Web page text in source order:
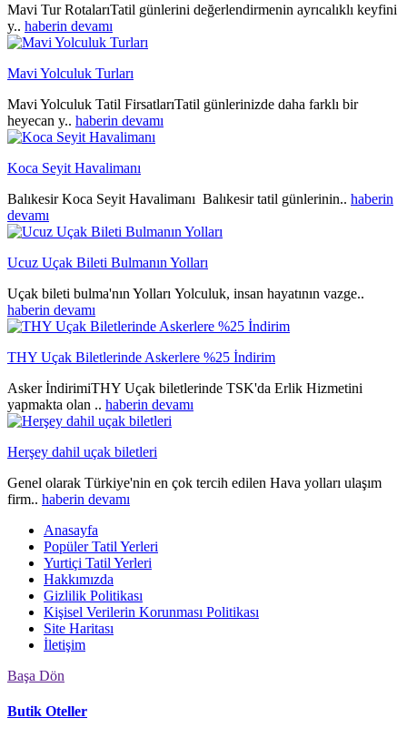
Mavi Tur RotalarıTatil günlerini değerlendirmenin ayrıcalıklı keyfini
y.. haberin devamı
Mavi Yolculuk Turları
Mavi Yolculuk Tatil FirsatlarıTatil günlerinizde daha farklı bir
heyecan y.. haberin devamı
Koca Seyit Havalimanı
Balıkesir Koca Seyit Havalimanı Balıkesir tatil günlerinin.. haberin
devamı
Ucuz Uçak Bileti Bulmanın Yolları
Uçak bileti bulma'nın Yolları Yolculuk, insan hayatının vazge..
haberin devamı
THY Uçak Biletlerinde Askerlere %25 İndirim
Asker İndirimiTHY Uçak biletlerinde TSK'da Erlik Hizmetini
yapmakta olan .. haberin devamı
Herşey dahil uçak biletleri
Genel olarak Türkiye'nin en çok tercih edilen Hava yolları ulaşım
firm.. haberin devamı
Anasayfa
Popüler Tatil Yerleri
Yurtiçi Tatil Yerleri
Hakkımızda
Gizlilik Politikası
Kişisel Verilerin Korunması Politikası
Site Haritası
İletişim
Başa Dön
Butik Oteller